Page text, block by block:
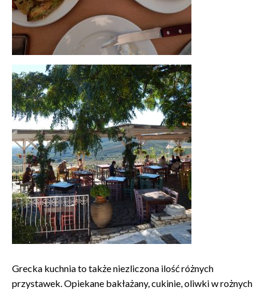
Grecka kuchnia to także niezliczona ilość różnych
przystawek. Opiekane bakłażany, cukinie, oliwki w rożnych